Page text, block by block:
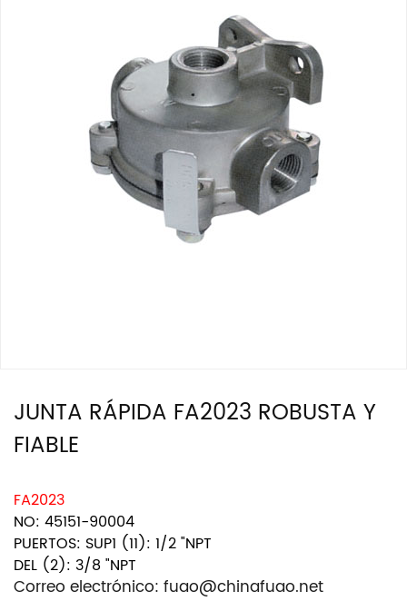
JUNTA RÁPIDA FA2023 ROBUSTA Y
FIABLE
FA2023
NO: 45151-90004
PUERTOS: SUP1 (11): 1/2 "NPT
DEL (2): 3/8 "NPT
Correo electrónico: fuao@chinafuao.net